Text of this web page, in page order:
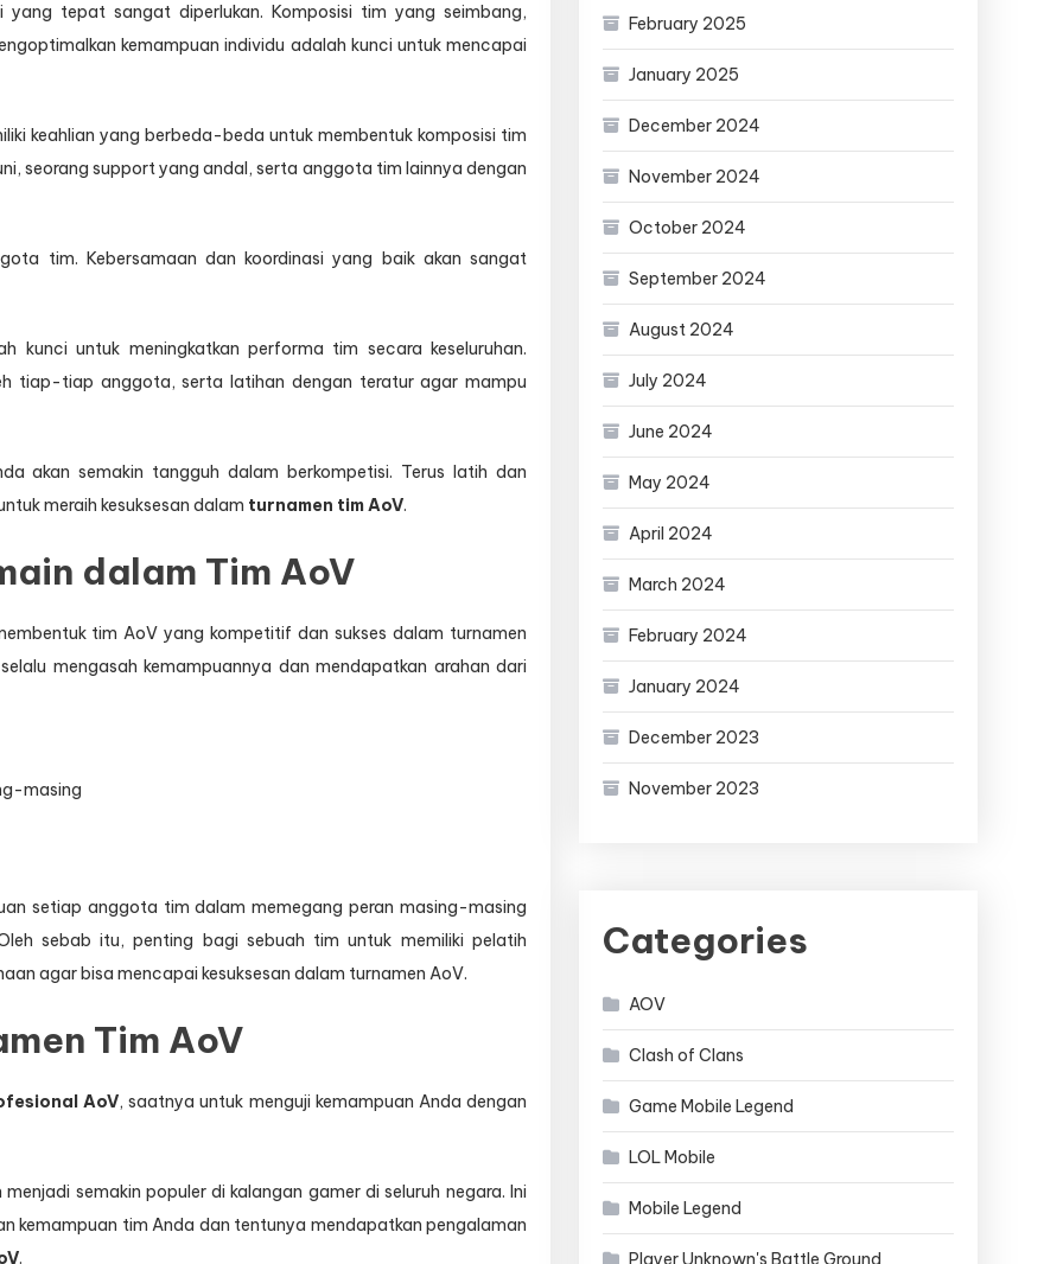
tepat sangat diperlukan. Komposisi tim yang seimbang,
kemampuan individu adalah kunci untuk mencapai
keahlian yang berbeda-beda untuk membentuk komposisi tim
seorang support yang andal, serta anggota tim lainnya dengan
tim. Kebersamaan dan koordinasi yang baik akan sangat
kunci untuk meningkatkan performa tim secara keseluruhan.
tiap-tiap anggota, serta latihan dengan teratur agar mampu
akan semakin tangguh dalam berkompetisi. Terus latih dan
meraih kesuksesan dalam turnamen tim AoV.
dalam Tim AoV
tim AoV yang kompetitif dan sukses dalam turnamen
mengasah kemampuannya dan mendapatkan arahan dari
masing
setiap anggota tim dalam memegang peran masing-masing
sebab itu, penting bagi sebuah tim untuk memiliki pelatih
agar bisa mencapai kesuksesan dalam turnamen AoV.
Tim AoV
AoV, saatnya untuk menguji kemampuan Anda dengan
semakin populer di kalangan gamer di seluruh negara. Ini
kemampuan tim Anda dan tentunya mendapatkan pengalaman
.
February 2025
January 2025
December 2024
November 2024
October 2024
September 2024
August 2024
July 2024
June 2024
May 2024
April 2024
March 2024
February 2024
January 2024
December 2023
November 2023
Categories
AOV
Clash of Clans
Game Mobile Legend
LOL Mobile
Mobile Legend
Player Unknown's Battle Ground